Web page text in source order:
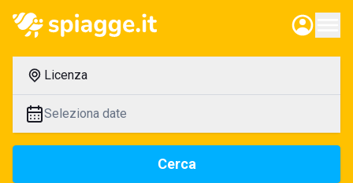
Licenza
Seleziona date
Cerca